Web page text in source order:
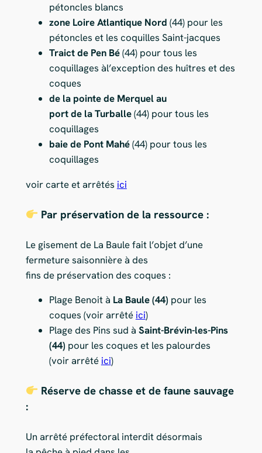
pétoncles blancs
zone Loire Atlantique Nord (44) pour les
pétoncles et les coquilles Saint-jacques
Traict de Pen Bé(44) pour tous les
coquillages àl’exception des huîtres et des
coques
de la pointe de Merquel au
port de la Turballe(44) pour tous les
coquillages
baie de Pont Mahé(44) pour tous les
coquillages
voir carte et arrêtés ici
Par préservation de la ressource :
Le gisement de La Baule fait l’objet d’une
fermeture saisonnière à des
fins de préservation des coques :
Plage Benoit à La Baule (44) pour les
coques (voir arrêté ici)
Plage des Pins sud à Saint-Brévin-les-Pins
(44) pour les coques et les palourdes
(voir arrêté ici)
Réserve de chasse et de faune sauvage
:
Un arrêté préfectoral interdit désormais